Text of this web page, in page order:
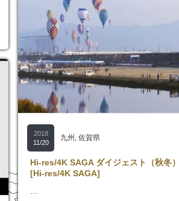
2018
11/20
九州 , 佐賀県
Hi-res/4K SAGA ダイジェスト（秋冬）
[Hi-res/4K SAGA]
…